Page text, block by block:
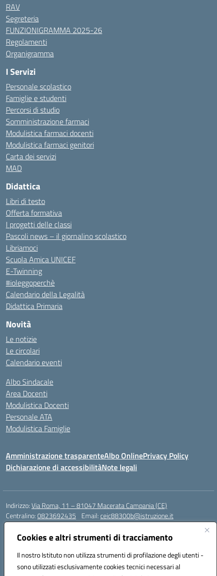
Cookies e altri strumenti di tracciamento
Il nostro Istituto non utilizza strumenti di profilazione degli utenti -
sono utilizzati esclusivamente cookies tecnici necessari al
RAV
Segreteria
FUNZIONIGRAMMA 2025-26
Regolamenti
Organigramma
I Servizi
Personale scolastico
Famiglie e studenti
Percorsi di studio
Somministrazione farmaci
Modulistica farmaci docenti
Modulistica farmaci genitori
Carta dei servizi
MAD
Didattica
Libri di testo
Offerta formativa
I progetti delle classi
Pascoli news – il giornalino scolastico
Libriamoci
Scuola Amica UNICEF
E-Twinning
#ioleggoperchè
Calendario della Legalità
Didattica Primaria
Novità
Le notizie
Le circolari
Calendario eventi
Albo Sindacale
Area Docenti
Modulistica Docenti
Personale ATA
Modulistica Famiglie
Amministrazione trasparenteAlbo OnlinePrivacy Policy
Dichiarazione di accessibilitàNote legali
Indirizzo:Via Roma, 11 – 81047 Macerata Campania (CE)
Centralino:0823692435 Email:ceic88300b@istruzione.it
Posta elettronica certificata (PEC):
Codice fiscale: 94017830616
Codice meccanografico:CEIC88300B
DPO Esempio Antonio